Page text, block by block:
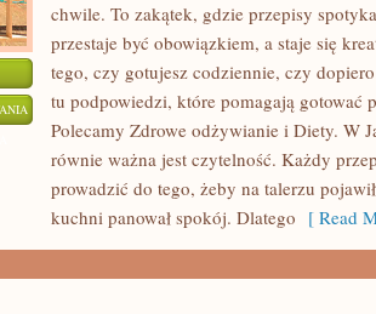
DANIA
SEZONOWE
chwile. To zakątek, gdzie przepisy
przestaje być obowiązkiem, a staje się
tego, czy gotujesz codziennie, czy
tu podpowiedzi, które pomagają gotować
Polecamy Zdrowe odżywianie i Diety. W
równie ważna jest czytelność. Każdy
prowadzić do tego, żeby na talerzu
kuchni panował spokój. Dlatego [ Read